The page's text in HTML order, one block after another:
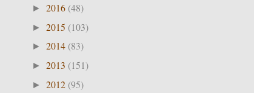
► 2016 (48)
► 2015 (103)
► 2014 (83)
► 2013 (151)
► 2012 (95)